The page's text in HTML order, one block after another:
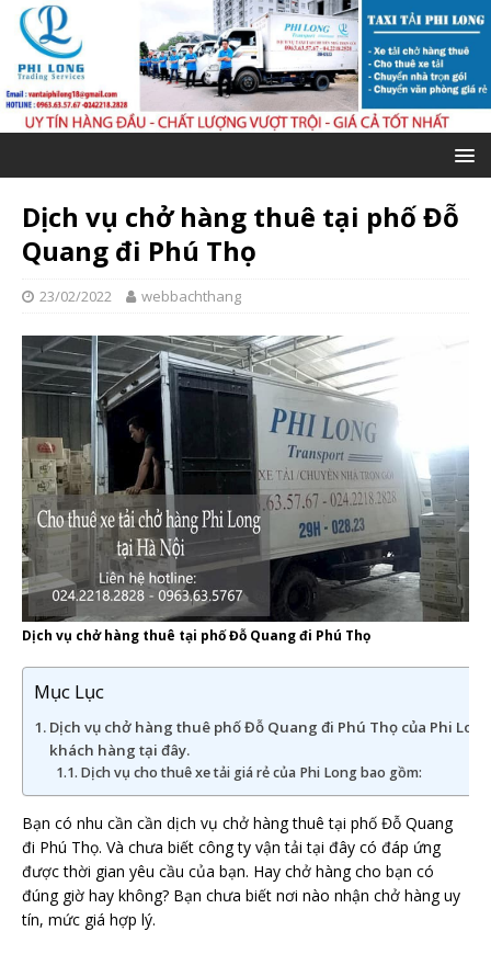
Dịch vụ chở hàng thuê tại phố Đỗ
Quang đi Phú Thọ
23/02/2022 webbachthang
Dịch vụ chở hàng thuê tại phố Đỗ Quang đi Phú Thọ
Mục Lục
Dịch vụ chở hàng thuê phố Đỗ Quang đi Phú Thọ của Phi
khách hàng tại đây.
Dịch vụ cho thuê xe tải giá rẻ của Phi Long bao gồm:
Bạn có nhu cần cần dịch vụ chở hàng thuê tại phố Đỗ Quang
đi Phú Thọ. Và chưa biết công ty vận tải tại đây có đáp ứng
được thời gian yêu cầu của bạn. Hay chở hàng cho bạn có
đúng giờ hay không? Bạn chưa biết nơi nào nhận chở hàng uy
tín, mức giá hợp lý.